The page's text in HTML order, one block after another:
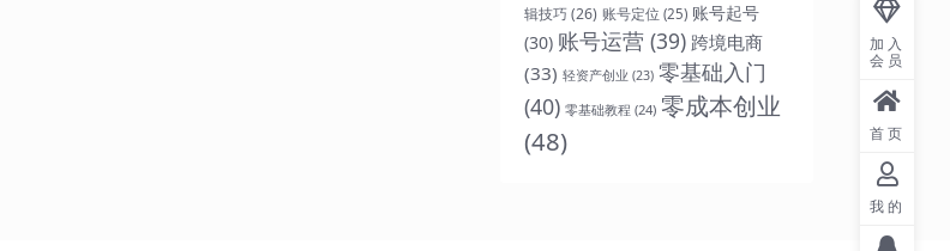
辑技巧(26) 账号定位 (25) 账号起号
(30) 账号运营 (39) 跨境电商
(33) 轻资产创业 (23) 零基础入门
(40) 零基础教程 (24) 零成本创业
(48)
加入
会员
首页
我的